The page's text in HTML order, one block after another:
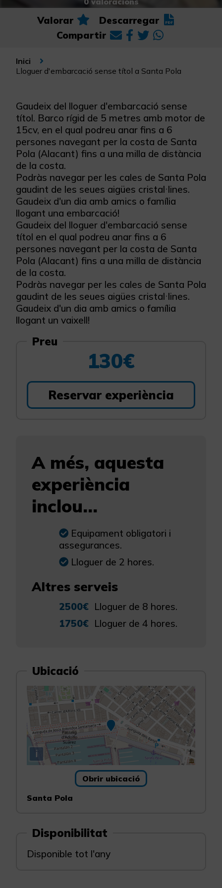
Valorar
Descarregar
Compartir
Inici
Lloguer d'embarcació sense títol a Santa Pola
Gaudeix del lloguer d'embarcació sense
títol. Barco rígid de 5 metres amb motor de
15cv, en el qual podreu anar fins a 6
persones navegant per la costa de Santa
Pola (Alacant) fins a una milla de distància
de la costa.
Podràs navegar per les cales de Santa Pola
gaudint de les seues aigües cristal·lines.
Gaudeix d'un dia amb amics o família
llogant una embarcació!
Gaudeix del lloguer d'embarcació sense
títol en el qual podreu anar fins a 6
persones navegant per la costa de Santa
Pola (Alacant) fins a una milla de distància
de la costa.
Podràs navegar per les cales de Santa Pola
gaudint de les seues aigües cristal·lines.
Gaudeix d'un dia amb amics o família
llogant un vaixell!
Preu
130€
Reservar experiència
A més, aquesta
experiència
inclou...
Equipament obligatori i
assegurances.
Lloguer de 2 hores.
Altres serveis
2500€ Lloguer de 8 hores.
1750€ Lloguer de 4 hores.
Ubicació
i
Obrir ubicació
Santa Pola
Disponibilitat
Disponible tot l'any